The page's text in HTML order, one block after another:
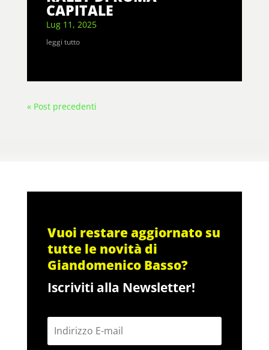
CAPITALE
Lug 11, 2025
leggi tutto
« Post precedenti
Vuoi restare aggiornato su
tutte le novità di
Giandomenico Basso?
Iscriviti alla Newsletter!